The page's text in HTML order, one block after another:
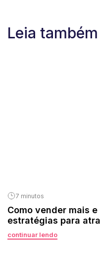
Leia também
7 minutos
Como vender mais
estratégias para
continuar lendo